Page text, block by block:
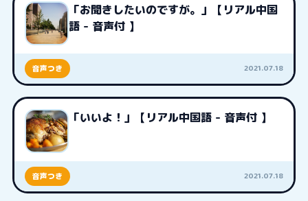
「お聞きしたいのですが。」【リアル中国
語 - 音声付 】
音声つき 2021.07.18
「いいよ！」【リアル中国語 - 音声付 】
音声つき 2021.07.18